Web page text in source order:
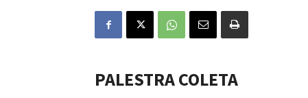
PALESTRA COLETA